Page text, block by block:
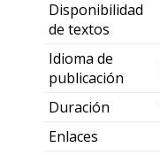
Disponibilidad
de textos
Idioma de
publicación
Duración
Enlaces